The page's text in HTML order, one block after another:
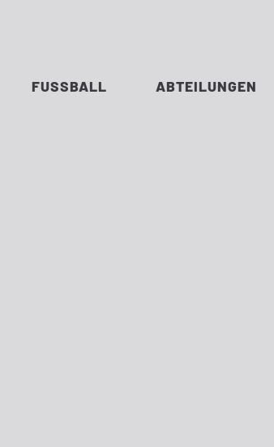
FUSSBALL ABTEILUNGEN